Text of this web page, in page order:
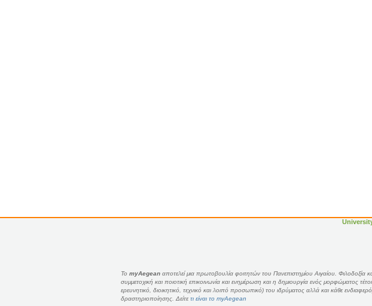
Το myAegean αποτελεί μια πρωτοβουλία φοιτητών του Πανεπιστημίου Αιγαίου. Φιλοδοξία
συμμετοχική και ποιοτική επικοινωνία και ενημέρωση και η δημιουργία ενός μορφώματος
ερευνητικό, διοικητικό, τεχνικό και λοιπό προσωπικό) του ιδρύματος αλλά και κάθε
δραστηριοποίησης. Δείτετι είναι το myAegean